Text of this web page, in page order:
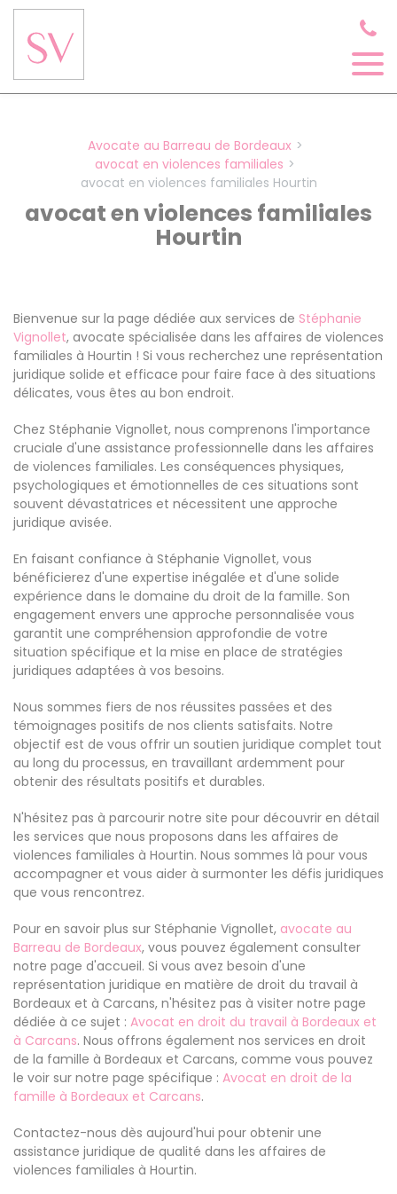
Avocate au Barreau de Bordeaux
avocat en violences familiales
avocat en violences familiales Hourtin
avocat en violences familiales
Hourtin
Bienvenue sur la page dédiée aux services de Stéphanie
Vignollet, avocate spécialisée dans les affaires de violences
familiales à Hourtin ! Si vous recherchez une représentation
juridique solide et efficace pour faire face à des situations
délicates, vous êtes au bon endroit.
Chez Stéphanie Vignollet, nous comprenons l'importance
cruciale d'une assistance professionnelle dans les affaires
de violences familiales. Les conséquences physiques,
psychologiques et émotionnelles de ces situations sont
souvent dévastatrices et nécessitent une approche
juridique avisée.
En faisant confiance à Stéphanie Vignollet, vous
bénéficierez d'une expertise inégalée et d'une solide
expérience dans le domaine du droit de la famille. Son
engagement envers une approche personnalisée vous
garantit une compréhension approfondie de votre
situation spécifique et la mise en place de stratégies
juridiques adaptées à vos besoins.
Nous sommes fiers de nos réussites passées et des
témoignages positifs de nos clients satisfaits. Notre
objectif est de vous offrir un soutien juridique complet tout
au long du processus, en travaillant ardemment pour
obtenir des résultats positifs et durables.
N'hésitez pas à parcourir notre site pour découvrir en détail
les services que nous proposons dans les affaires de
violences familiales à Hourtin. Nous sommes là pour vous
accompagner et vous aider à surmonter les défis juridiques
que vous rencontrez.
Pour en savoir plus sur Stéphanie Vignollet, avocate au
Barreau de Bordeaux, vous pouvez également consulter
notre page d'accueil. Si vous avez besoin d'une
représentation juridique en matière de droit du travail à
Bordeaux et à Carcans, n'hésitez pas à visiter notre page
dédiée à ce sujet : Avocat en droit du travail à Bordeaux et
à Carcans. Nous offrons également nos services en droit
de la famille à Bordeaux et Carcans, comme vous pouvez
le voir sur notre page spécifique : Avocat en droit de la
famille à Bordeaux et Carcans.
Contactez-nous dès aujourd'hui pour obtenir une
assistance juridique de qualité dans les affaires de
violences familiales à Hourtin.
Panneau de gestion des cookies